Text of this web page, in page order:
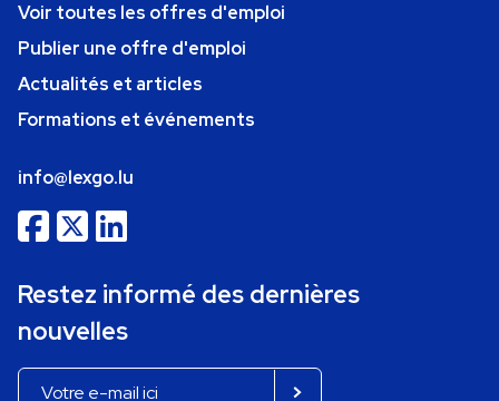
Voir toutes les offres d'emploi
Publier une offre d'emploi
Actualités et articles
Formations et événements
info@lexgo.lu
Restez informé des dernières
nouvelles